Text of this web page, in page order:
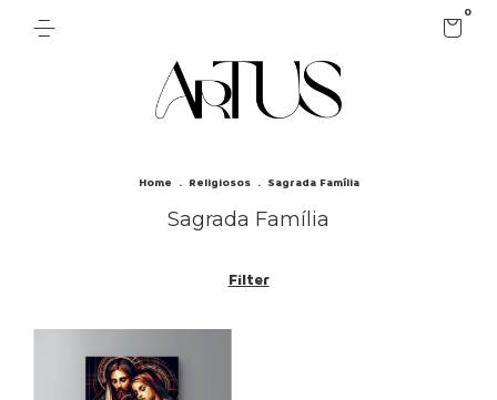
0
Home . Religiosos . Sagrada Família
Sagrada Família
Filter